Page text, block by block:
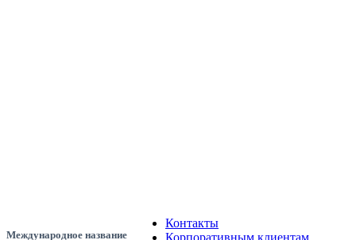
Международное название
Контакты
Корпоративным клиентам